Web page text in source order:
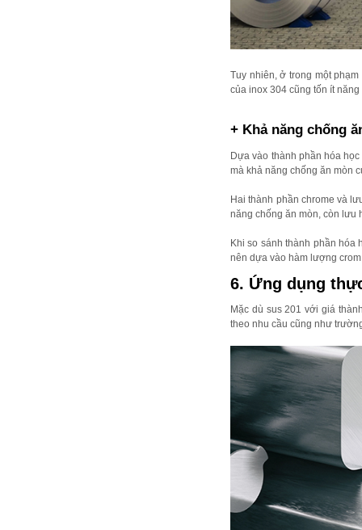
Tuy nhiên, ở trong một
của inox 304 cũng tốn ít
+ Khả năng chống
Dựa vào thành phần hóa
mà khả năng chống ăn mòn
Hai thành phần chrome và
năng chống ăn mòn, còn lưu
Khi so sánh thành phần hóa
nên dựa vào hàm lượng
6. Ứng dụng
Mặc dù sus 201 với giá
theo nhu cầu cũng như